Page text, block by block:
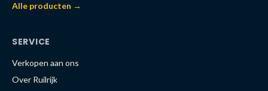
Alle producten →
SERVICE
Verkopen aan ons
Over Ruilrijk